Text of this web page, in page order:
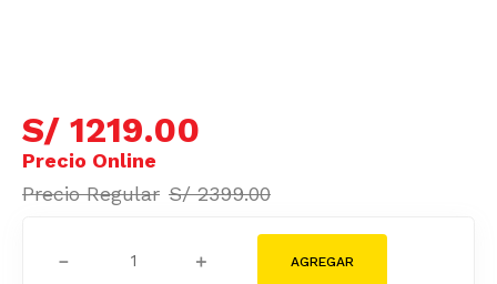
S/ 1219.00
S/ 2399.00
＋
－